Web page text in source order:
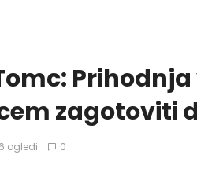
zagotoviti
ogledi 0